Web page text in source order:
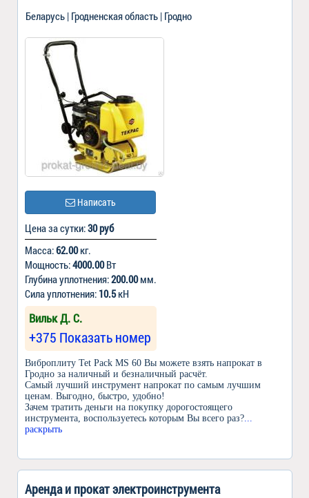
Беларусь | Гродненская область | Гродно
Написать
Цена за сутки:30 руб
Масса:62.00кг.
Мощность:4000.00Вт
Глубина уплотнения:200.00мм.
Сила уплотнения: 10.5кН
Вильк Д. С.
+375 Показать номер
Виброплиту Tet Pack MS 60 Вы можете взять напрокат в
Гродно за наличный и безналичный расчёт.
Самый лучший инструмент напрокат по самым лучшим
ценам. Выгодно, быстро, удобно!
Зачем тратить деньги на покупку дорогостоящего
инструмента, воспользуетесь которым Вы всего раз?
раскрыть
Аренда и прокат электроинструмента